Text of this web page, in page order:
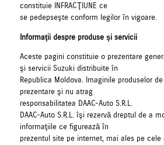
constituie INFRACŢIUNE ce
se pedepseşte conform legilor în vigoare.
Informaţii despre produse şi servicii
Aceste pagini constituie o prezentare
şi servicii Suzuki distribuite în
Republica Moldova. Imaginile produselor
prezentare şi nu atrag
responsabilitatea DAAC-Auto S.R.L.
DAAC-Auto S.R.L. îşi rezervă dreptul de a
informaţiile ce figurează în
prezentul site pe internet, mai ales pe cele